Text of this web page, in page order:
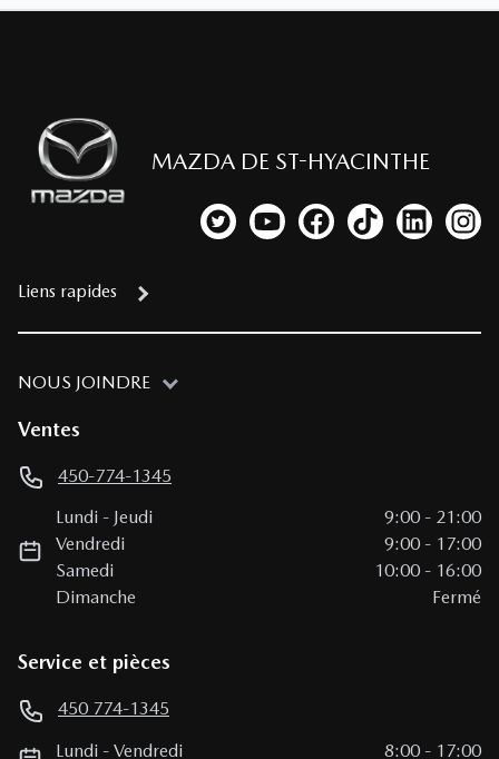
MAZDA DE ST-HYACINTHE
Lien vers notre compte Twitter
Lien vers notre chaîne
Lien vers notre page
Lien vers notre
Lien vers
Lien
Liens rapides
NOUS JOINDRE
Ventes
450-774-1345
Lundi - Jeudi 9:00 - 21:00
Vendredi
9:00 - 17:00
Samedi
10:00 - 16:00
Dimanche
Fermé
Service et pièces
450 774-1345
Lundi -Vendredi 8:00 - 17:00